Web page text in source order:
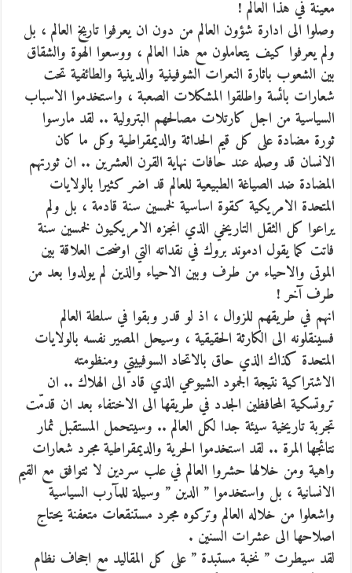
معينة في هذا العالم !
وصلوا الى ادارة شؤون العالم من دون ان يعرفوا تاريخ العالم ، بل
ولم يعرفوا كيف يتعاملون مع هذا العالم ، ووسعوا الهوة والشقاق
بين الشعوب باثارة النعرات الشوفينية والدينية والطائفية تحت
شعارات بائسة واطلقوا المشكلات الصعبة ، واستخدموا الاسباب
السياسية من اجل كارتلات مصالحهم البترولية .. لقد مارسوا
ثورة مضادة على كل قيم الحداثة والديمقراطية وكل ما كان
الانسان قد وصله عند حافات نهاية القرن العشرين .. ان ثورتهم
المضادة ضد الصياغة الطبيعية للعالم قد اضر كثيرا بالولايات
المتحدة الامريكية كقوة اساسية لخمسين سنة قادمة ، بل ولم
يراعوا كل الثقل التاريخي الذي انجزه الامريكيون لخمسين سنة
فاتت كما يقول ادموند بروك في نقداته التي اوضحت العلاقة بين
الموتى والاحياء من طرف وبين الاحياء والذين لم يولدوا بعد من
طرف آخر !
انهم في طريقهم للزوال ، اذ لو قدر وبقوا في سلطة العالم
فسينقلونه الى الكارثة الحقيقية ، وسيحل المصير نفسه بالولايات
المتحدة كذاك الذي حاق بالاتحاد السوفييتي ومنظومته
الاشتراكية نتيجة الجمود الشيوعي الذي قاد الى الهلاك .. ان
تروتسكية المحافظين الجدد في طريقها الى الاختفاء بعد ان قدمّت
تجربة تاريخية سيئة جدا لكل العالم .. وسيتحمل المستقبل ثمار
نتائجها المرة .. لقد استخدموا الحرية والديمقراطية مجرد شعارات
واهية ومن خلالها حشروا العالم في علب سردين لا تتوافق مع القيم
الانسانية ، بل واستخدموا ” الدين ” وسيلة للمآرب السياسية
واشعلوا من خلاله العالم وتركوه مجرد مستنقعات متعفنة يحتاج
اصلاحها الى عشرات السنين .
لقد سيطرت ” نخبة مستبدة ” على كل المقاليد مع اجحاف نظام